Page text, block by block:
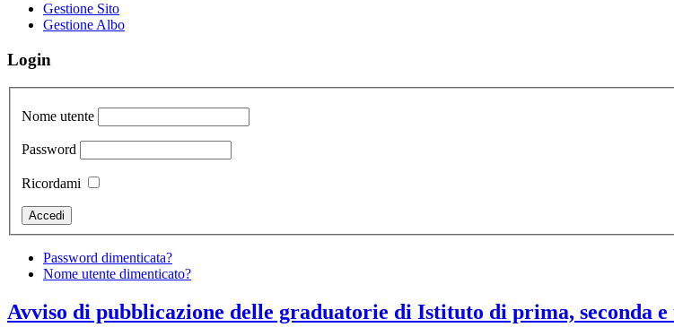
Gestione Sito
Gestione Albo
Login
Nome utente
Password
Ricordami
Password dimenticata?
Nome utente dimenticato?
Avviso di pubblicazione delle graduatorie di Istituto di prima, seconda e